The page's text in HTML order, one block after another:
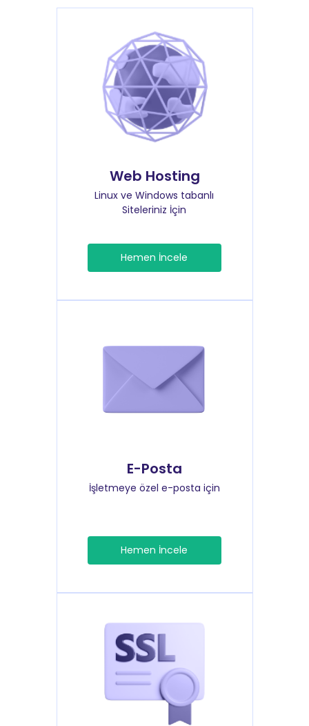
Web Hosting
Linux ve Windows tabanlı
Siteleriniz İçin
Hemen İncele
E-Posta
İşletmeye özel e-posta için
Hemen İncele